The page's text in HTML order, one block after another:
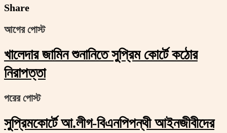
Share
আগের পোস্ট
খালেদার জামিন শুনানিতে সুপ্রিম কোর্টে কঠোর
নিরাপত্তা
পরের পোস্ট
সুপ্রিমকোর্টে আ.লীগ-বিএনপিপন্থী আইনজীবীদের